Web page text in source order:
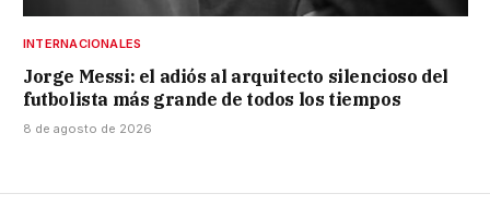
INTERNACIONALES
Jorge Messi: el adiós al arquitecto silencioso del
futbolista más grande de todos los tiempos
8 de agosto de 2026